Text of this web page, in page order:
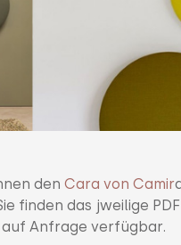
den Cara von Camir
finden das jweilige
Anfrage verfügbar.